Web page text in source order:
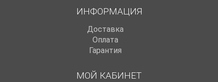
ИНФОРМАЦИЯ
Доставка
Оплата
Гарантия
МОЙ КАБИНЕТ